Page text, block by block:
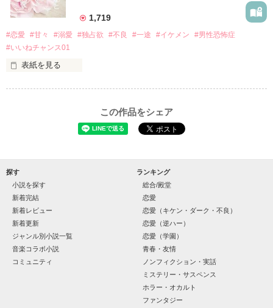
×
篠宮光-ShinomiyaHikaru
✨.ﾟ･*..☆.｡.:*✨.☆.｡.:. *:ﾟ✨.ﾟ･*..☆.｡.:*✨
再会した恋は、ライバルの登場で大きく動き出す──。
作品を読む
1,719
#恋愛 #甘々 #溺愛 #独占欲 #不良 #一途 #イケメン
#男性恐怖症
#いいねチャンス01
表紙を見る
「瑠莉に一目惚れしたんだよ……悪いかよ」
金髪に近い明るい髪色
片耳には琥珀色のピアス
ほとんど笑顔なんて見せたことがなくてぶっきらぼう
そんな性格と見た目のせいで学校中のみんなから
“不良”と避けられている天地くんだった。
この作品をシェア
探す
小説を探す
新着完結
新着レビュー
新着更新
ジャンル別小説一覧
音楽コラボ小説
コミュニティ
ランキング
総合/殿堂
恋愛
恋愛（キケン・ダーク・不良）
恋愛（逆ハー）
恋愛（学園）
青春・友情
ノンフィクション・実話
ミステリー・サスペンス
ホラー・オカルト
ファンタジー